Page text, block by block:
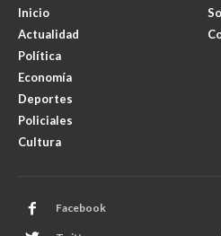
Inicio
Actualidad
Política
Economía
Deportes
Policiales
Cultura
Facebook